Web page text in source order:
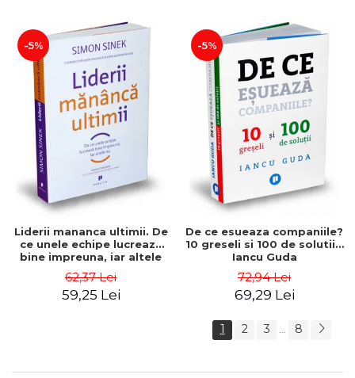
-5%
Liderii mananca ultimii. De
ce unele echipe lucreaza
bine impreuna, iar altele
Sinek
62,37 Lei
59,25 Lei
-5%
De ce esueaza companiile?
10 greseli si 100 de solutii -
Iancu Guda
72,94 Lei
69,29 Lei
1 2 3 ... 8